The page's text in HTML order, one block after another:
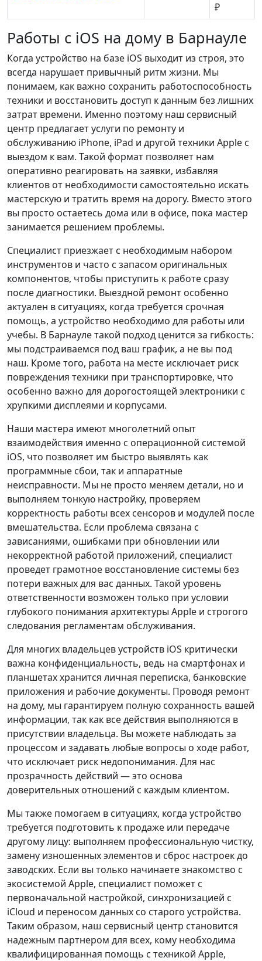
₽
Работы с iOS на дому в Барнауле
Когда устройство на базе iOS выходит из строя, это
всегда нарушает привычный ритм жизни. Мы
понимаем, как важно сохранить работоспособность
техники и восстановить доступ к данным без лишних
затрат времени. Именно поэтому наш сервисный
центр предлагает услуги по ремонту и
обслуживанию iPhone, iPad и другой техники Apple с
выездом к вам. Такой формат позволяет нам
оперативно реагировать на заявки, избавляя
клиентов от необходимости самостоятельно искать
мастерскую и тратить время на дорогу. Вместо этого
вы просто остаетесь дома или в офисе, пока мастер
занимается решением проблемы.
Специалист приезжает с необходимым набором
инструментов и часто с запасом оригинальных
компонентов, чтобы приступить к работе сразу
после диагностики. Выездной ремонт особенно
актуален в ситуациях, когда требуется срочная
помощь, а устройство необходимо для работы или
учебы. В Барнауле такой подход ценится за гибкость:
мы подстраиваемся под ваш график, а не вы под
наш. Кроме того, работа на месте исключает риск
повреждения техники при транспортировке, что
особенно важно для дорогостоящей электроники с
хрупкими дисплеями и корпусами.
Наши мастера имеют многолетний опыт
взаимодействия именно с операционной системой
iOS, что позволяет им быстро выявлять как
программные сбои, так и аппаратные
неисправности. Мы не просто меняем детали, но и
выполняем тонкую настройку, проверяем
корректность работы всех сенсоров и модулей после
вмешательства. Если проблема связана с
зависаниями, ошибками при обновлении или
некорректной работой приложений, специалист
проведет грамотное восстановление системы без
потери важных для вас данных. Такой уровень
ответственности возможен только при условии
глубокого понимания архитектуры Apple и строгого
следования регламентам обслуживания.
Для многих владельцев устройств iOS критически
важна конфиденциальность, ведь на смартфонах и
планшетах хранится личная переписка, банковские
приложения и рабочие документы. Проводя ремонт
на дому, мы гарантируем полную сохранность вашей
информации, так как все действия выполняются в
присутствии владельца. Вы можете наблюдать за
процессом и задавать любые вопросы о ходе работ,
что исключает риск недопонимания. Для нас
прозрачность действий — это основа
доверительных отношений с каждым клиентом.
Мы также помогаем в ситуациях, когда устройство
требуется подготовить к продаже или передаче
другому лицу: выполняем профессиональную чистку,
замену изношенных элементов и сброс настроек до
заводских. Если вы только начинаете знакомство с
экосистемой Apple, специалист поможет с
первоначальной настройкой, синхронизацией с
iCloud и переносом данных со старого устройства.
Таким образом, наш сервисный центр становится
надежным партнером для всех, кому необходима
квалифицированная помощь с техникой Apple,